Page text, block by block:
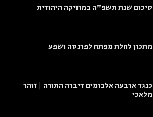
סיכום שנת תשפ"ה במוזיקה היהודית
מתכון לחלת מפתח לפרנסה ושפע
כנגד ארבעה אלבומים דיברה התורה | זוהר
מלאכי